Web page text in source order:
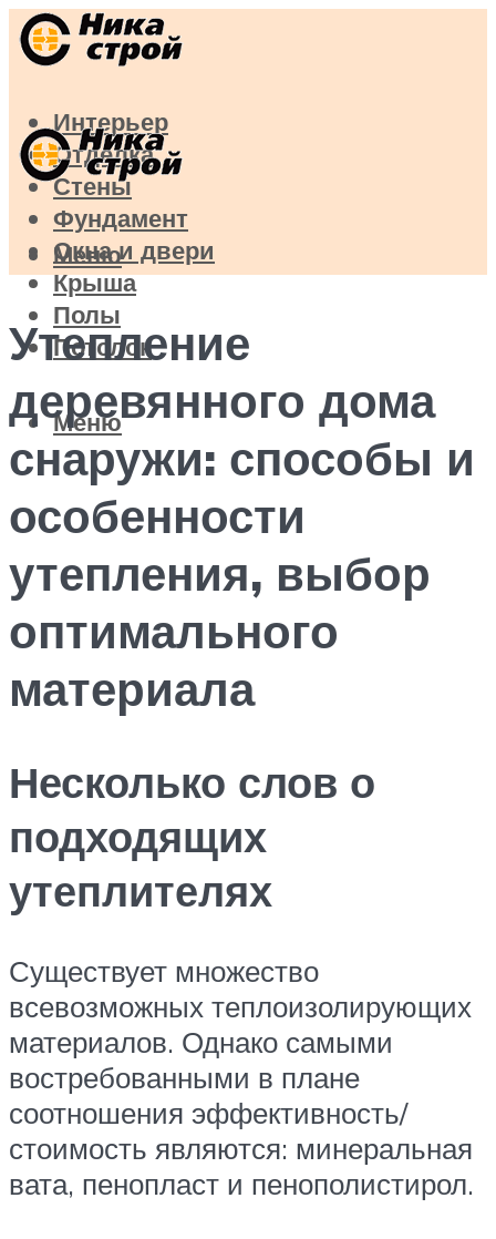
Интерьер
Отделка
Стены
Фундамент
Окна и двери
Крыша
Полы
Потолок
Меню
Меню
Утепление
деревянного дома
снаружи: способы и
особенности
утепления, выбор
оптимального
материала
Несколько слов о
подходящих
утеплителях
Существует множество
всевозможных теплоизолирующих
материалов. Однако самыми
востребованными в плане
соотношения эффективность/
стоимость являются: минеральная
вата, пенопласт и пенополистирол.